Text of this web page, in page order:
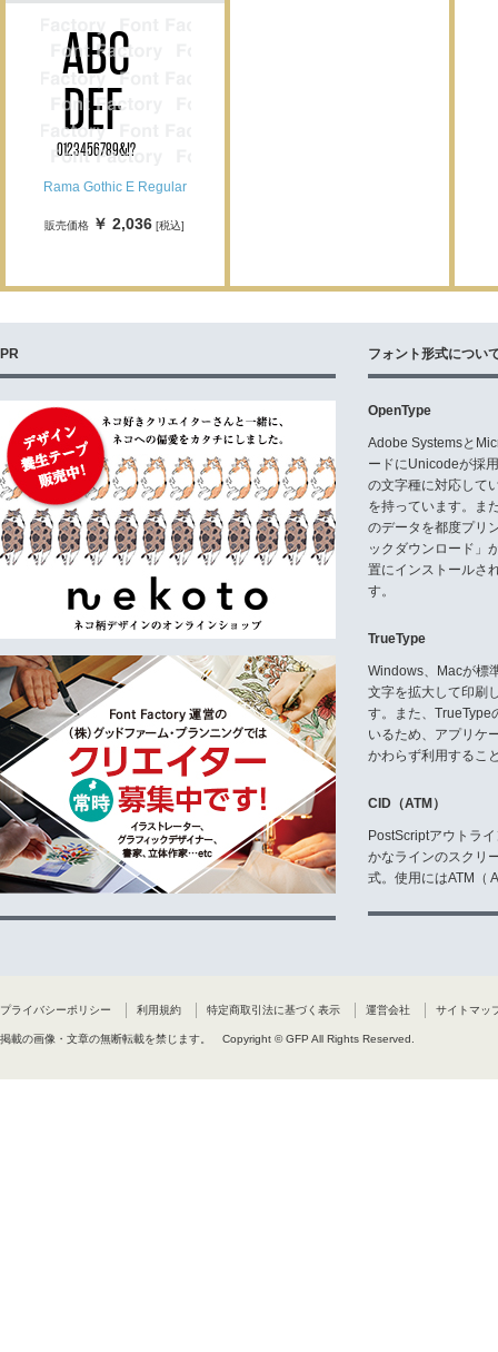
Rama Gothic E Regular
販売価格 ￥ 2,036 [税込]
PR フォント形式につい
OpenType
Adobe Systemsと
ードにUnicodeが採
の文字種に対応して
を持っています。ま
のデータを都度プリ
ックダウンロード」
置にインストールさ
す。
TrueType
Windows、Macが標
文字を拡大して印刷
す。また、TrueType
いるため、アプリケ
かわらず利用するこ
CID（ATM）
PostScriptアウトラ
かなラインのスクリ
式。使用にはATM（
プライバシーポリシー 利用規約 特定商取引法に基づく表示 運営会社 サイトマッ
掲載の画像・文章の無断転載を禁じます。 Copyright © GFP All Rights Reserved.